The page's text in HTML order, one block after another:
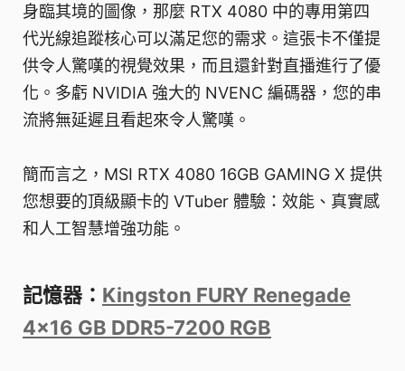
身臨其境的圖像，那麼 RTX 4080 中的專用第四
代光線追蹤核心可以滿足您的需求。這張卡不僅提
供令人驚嘆的視覺效果，而且還針對直播進行了優
化。多虧 NVIDIA 強大的 NVENC 編碼器，您的串
流將無延遲且看起來令人驚嘆。
簡而言之，MSI RTX 4080 16GB GAMING X 提供
您想要的頂級顯卡的 VTuber 體驗：效能、真實感
和人工智慧增強功能。
記憶器： Kingston FURY Renegade
4x16 GB DDR5-7200 RGB